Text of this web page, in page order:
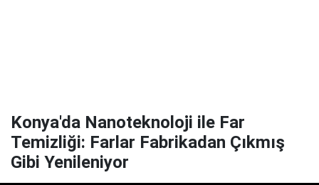
Konya'da Nanoteknoloji ile Far
Temizliği: Farlar Fabrikadan Çıkmış
Gibi Yenileniyor